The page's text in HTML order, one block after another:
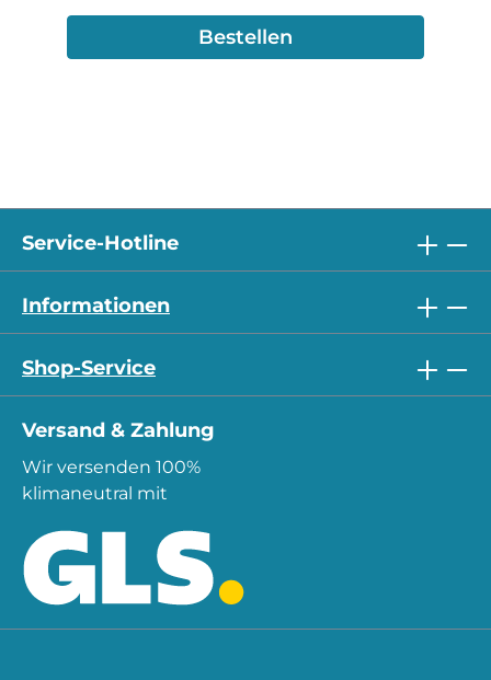
Bestellen
Service-Hotline
Informationen
Shop-Service
Versand & Zahlung
Wir versenden 100%
klimaneutral mit